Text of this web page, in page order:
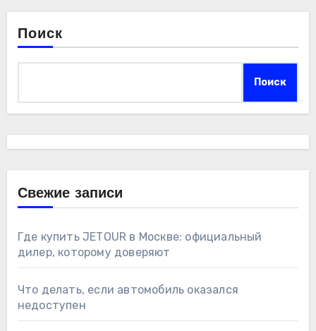
Поиск
Поиск
Свежие записи
Где купить JETOUR в Москве: официальный
дилер, которому доверяют
Что делать, если автомобиль оказался
недоступен